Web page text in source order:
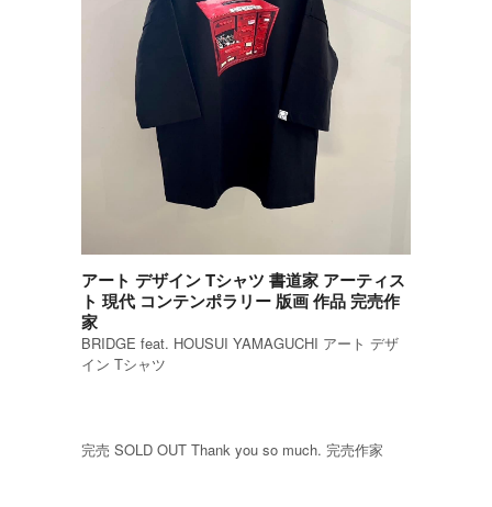
アート デザイン Tシャツ 書道家 アーティス
ト 現代 コンテンポラリー 版画 作品 完売作
家
BRIDGE feat. HOUSUI YAMAGUCHI アート デザ
イン Tシャツ
完売 SOLD OUT Thank you so much. 完売作家